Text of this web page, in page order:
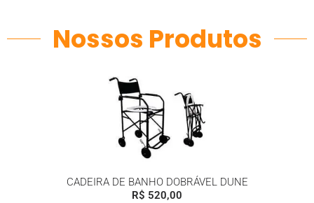
Nossos Produtos
CADEIRA DE BANHO DOBRÁVEL DUNE
R$ 520,00